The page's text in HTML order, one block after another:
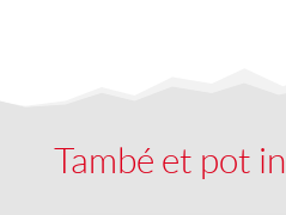
També et pot